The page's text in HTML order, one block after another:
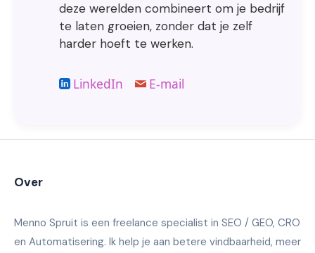
deze werelden combineert om je bedrijf
te laten groeien, zonder dat je zelf
harder hoeft te werken.
LinkedIn E-mail
Over
Menno Spruit is een freelance specialist in SEO / GEO, CRO
en Automatisering. Ik help je aan betere vindbaarheid, meer